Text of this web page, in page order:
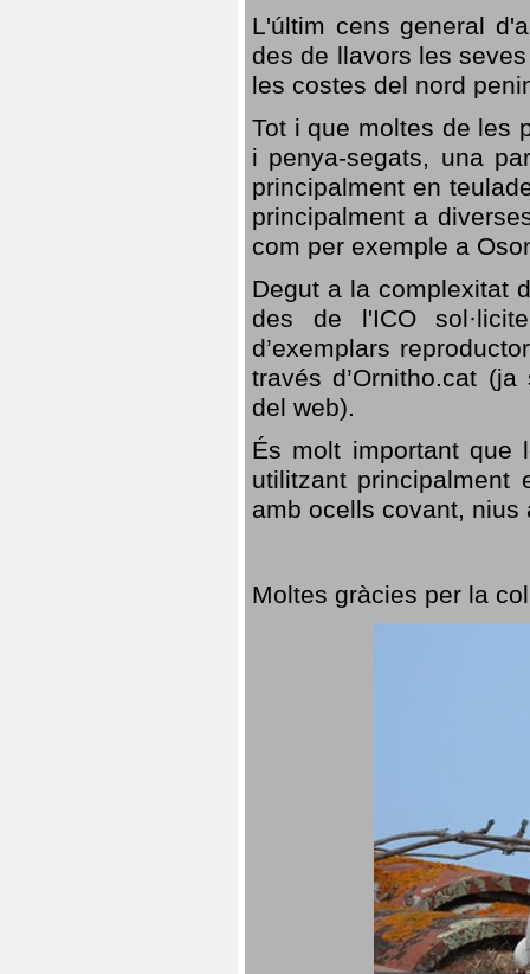
L'últim cens general
des de llavors les
les costes del nord
Tot i que moltes de les
i penya-segats, una
principalment en
principalment a
com per exemple a
Degut a la complexitat
des de l'ICO
d’exemplars
través d’Ornitho.cat
del web).
És molt important que
utilitzant
amb ocells covant,
Moltes gràcies per la